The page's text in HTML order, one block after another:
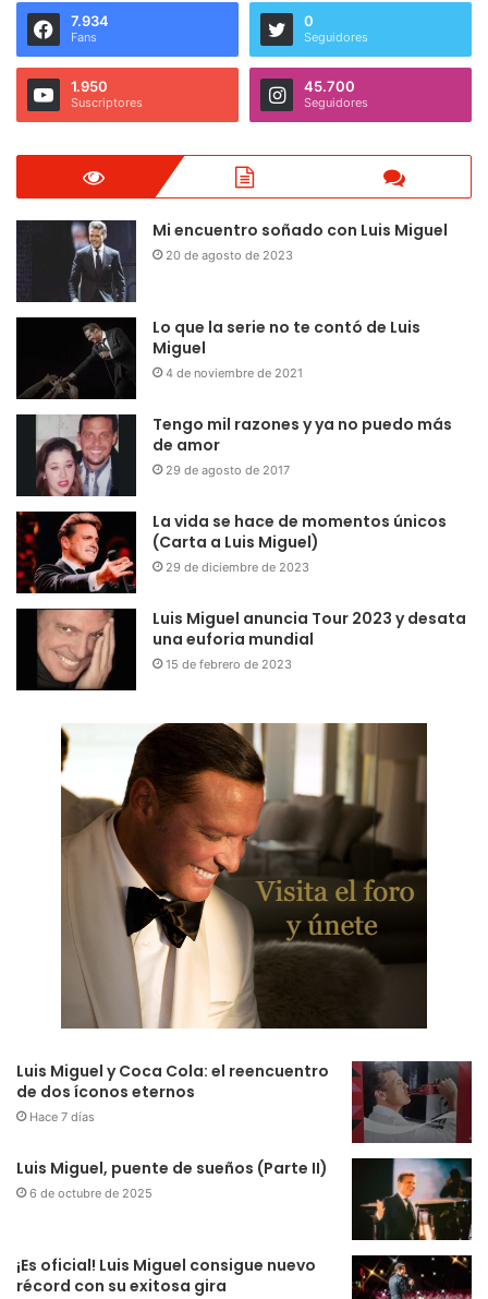
7.934
Fans
0
Seguidores
1.950
Suscriptores
45.700
Seguidores
Mi encuentro soñado con Luis Miguel
20 de agosto de 2023
Lo que la serie no te contó de Luis
Miguel
4 de noviembre de 2021
Tengo mil razones y ya no puedo más
de amor
29 de agosto de 2017
La vida se hace de momentos únicos
(Carta a Luis Miguel)
29 de diciembre de 2023
Luis Miguel anuncia Tour 2023 y desata
una euforia mundial
15 de febrero de 2023
Luis Miguel y Coca Cola: el reencuentro
de dos íconos eternos
Hace 7 días
Luis Miguel, puente de sueños (Parte II)
6 de octubre de 2025
¡Es oficial! Luis Miguel consigue nuevo
récord con su exitosa gira